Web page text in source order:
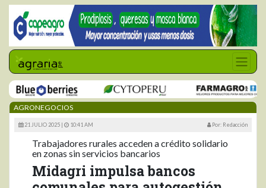
AGRONEGOCIOS
21 JULIO 2025 | 10:41 AM Por: Redacción
Trabajadores rurales acceden a crédito solidario
en zonas sin servicios bancarios
Midagri impulsa bancos